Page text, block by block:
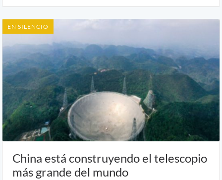
EN SILENCIO
China está construyendo el telescopio
más grande del mundo